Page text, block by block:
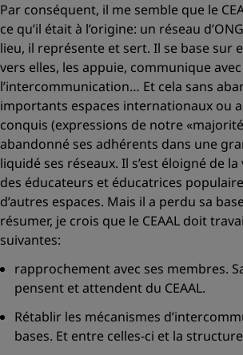
Par conséquent, il me semble que le
ce qu’il était à l’origine: un réseau
lieu, il représente et sert. Il se base sur
vers elles, les appuie, communique
l’intercommunication… Et cela sans
importants espaces internationaux ou
conquis (expressions de notre
abandonné ses adhérents dans une
liquidé ses réseaux. Il s’est éloigné de
des éducateurs et éducatrices
d’autres espaces. Mais il a perdu sa
résumer, je crois que le CEAAL doit
suivantes:
rapprochement avec ses membres.
pensent et attendent du CEAAL.
Rétablir les mécanismes
bases. Et entre celles-ci et la